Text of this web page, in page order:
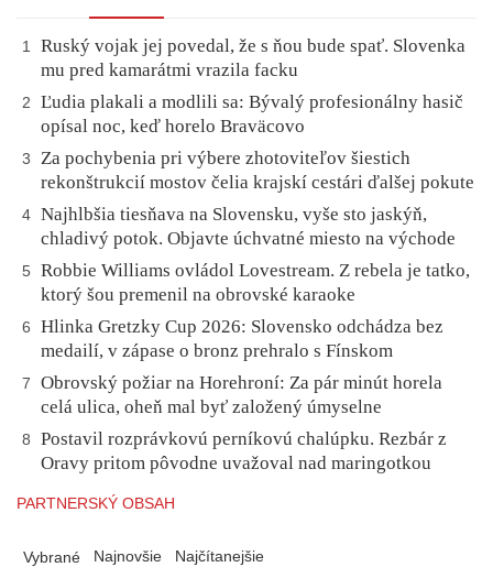
1
Ruský vojak jej povedal, že s ňou bude spať. Slovenka
mu pred kamarátmi vrazila facku
2
Ľudia plakali a modlili sa: Bývalý profesionálny hasič
opísal noc, keď horelo Braväcovo
3
Za pochybenia pri výbere zhotoviteľov šiestich
rekonštrukcií mostov čelia krajskí cestári ďalšej pokute
4 Najhlbšia tiesňava na Slovensku, vyše sto jaskýň,
chladivý potok. Objavte úchvatné miesto na východe
5
Robbie Williams ovládol Lovestream. Z rebela je tatko,
ktorý šou premenil na obrovské karaoke
6
Hlinka Gretzky Cup 2026: Slovensko odchádza bez
medailí, v zápase o bronz prehralo s Fínskom
7
Obrovský požiar na Horehroní: Za pár minút horela
celá ulica, oheň mal byť založený úmyselne
8
Postavil rozprávkovú perníkovú chalúpku. Rezbár z
Oravy pritom pôvodne uvažoval nad maringotkou
PARTNERSKÝ OBSAH
Vybrané Najnovšie Najčítanejšie